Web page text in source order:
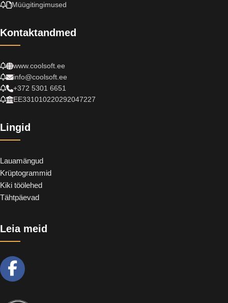
Müügitingimused
Kontaktandmed
www.coolsoft.ee
info@coolsoft.ee
+372 5301 6651
EE331010220292047227
Lingid
Lauamängud
Krüptogrammid
Kiki töölehed
Tähtpäevad
Leia meid